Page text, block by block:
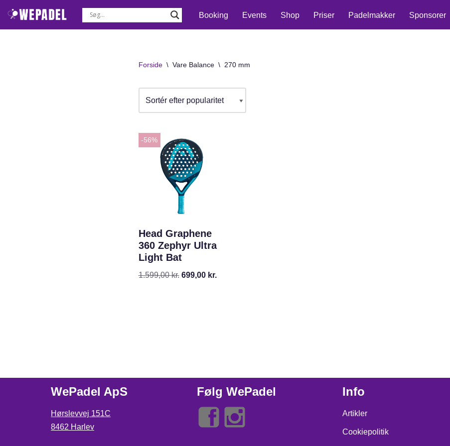
Spring
Booking Events Shop Priser Padelmakker Sponsorer
Forside \ Vare Balance \ 270 mm
-56%
Head Graphene
360 Zephyr Ultra
Light Bat
1.599,00kr. 699,00 kr.
WePadel ApS
Hørslevvej 151C
8462 Harlev
Følg WePadel Info
Artikler
Cookiepolitik